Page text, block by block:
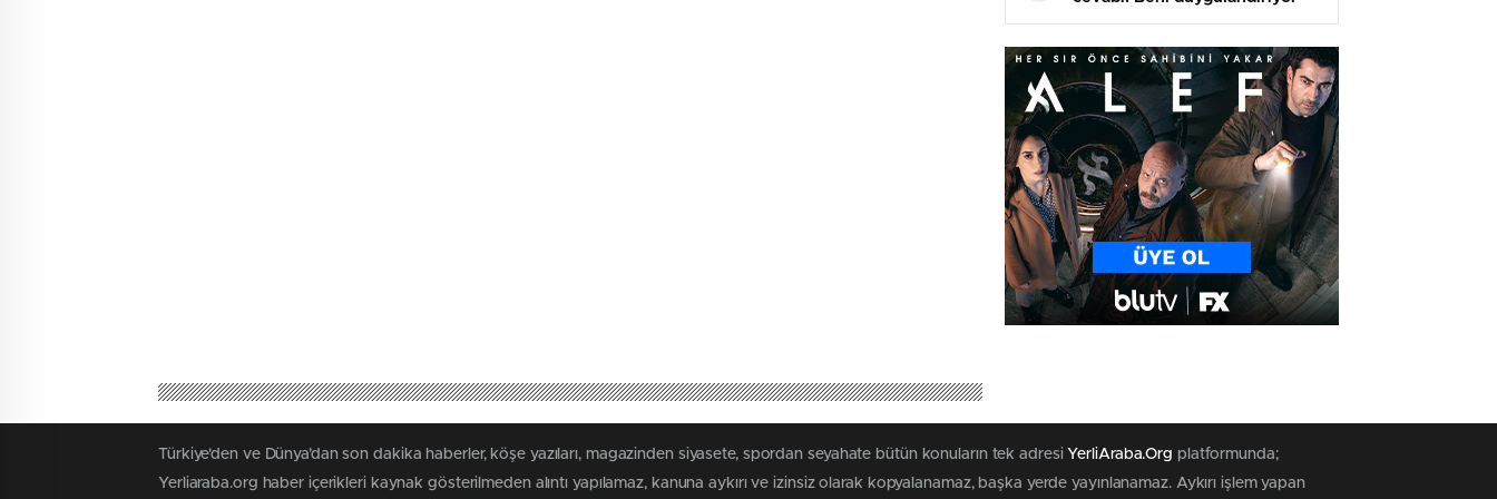
Türkiye'den ve Dünya’dan son dakika haberler, köşe yazıları, magazinden siyasete, spordan seyahate bütün konuların tek adresi YerliAraba.Org platformunda;
Yerliaraba.org haber içerikleri kaynak gösterilmeden alıntı yapılamaz, kanuna aykırı ve izinsiz olarak kopyalanamaz, başka yerde yayınlanamaz. Aykırı işlem yapan